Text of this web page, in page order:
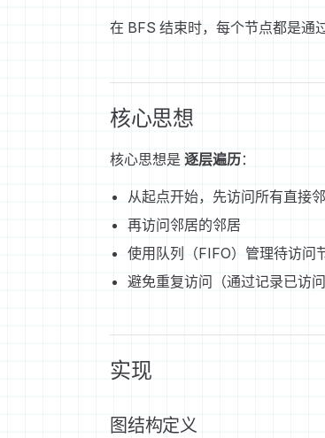
在 BFS 结束时，每个节点都是通
核心思想
核心思想是 逐层遍历：
从起点开始，先访问所有直接
再访问邻居的邻居
使用队列（FIFO）管理待访问
避免重复访问（通过记录已访问
实现
图结构定义